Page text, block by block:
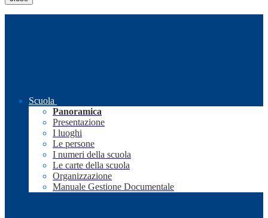
Scuola
Panoramica
Presentazione
I luoghi
Le persone
I numeri della scuola
Le carte della scuola
Organizzazione
Manuale Gestione Documentale